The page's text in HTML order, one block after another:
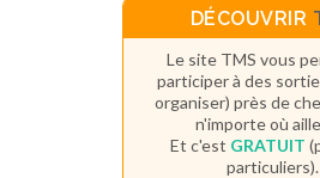
DÉCOUVRIR
Le site TMS vous
participer à des
organiser) près de
n'importe où
Et c'est GRATUIT
particuliers).